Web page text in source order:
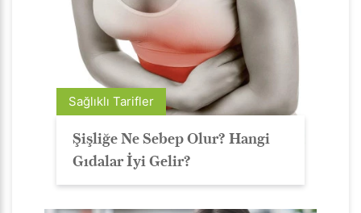
Sağlıklı Tarifler
Şişliğe Ne Sebep Olur? Hangi
Gıdalar İyi Gelir?